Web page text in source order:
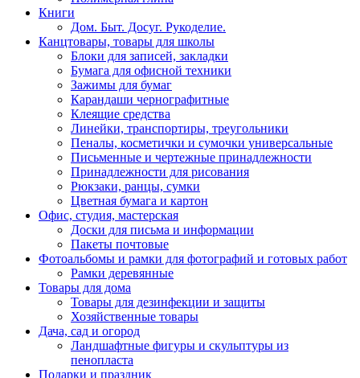
Книги
Дом. Быт. Досуг. Рукоделие.
Канцтовары, товары для школы
Блоки для записей, закладки
Бумага для офисной техники
Зажимы для бумаг
Карандаши чернографитные
Клеящие средства
Линейки, транспортиры, треугольники
Пеналы, косметички и сумочки универсальные
Письменные и чертежные принадлежности
Принадлежности для рисования
Рюкзаки, ранцы, сумки
Цветная бумага и картон
Офис, студия, мастерская
Доски для письма и информации
Пакеты почтовые
Фотоальбомы и рамки для фотографий и готовых работ
Рамки деревянные
Товары для дома
Товары для дезинфекции и защиты
Хозяйственные товары
Дача, сад и огород
Ландшафтные фигуры и скульптуры из
пенопласта
Подарки и праздник